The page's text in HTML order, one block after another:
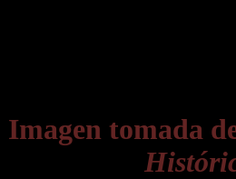
Imagen tomada